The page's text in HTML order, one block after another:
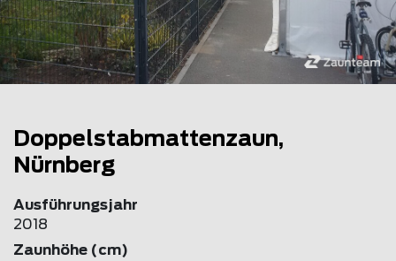
Doppelstabmattenzaun,
Nürnberg
Ausführungsjahr
2018
Zaunhöhe (cm)